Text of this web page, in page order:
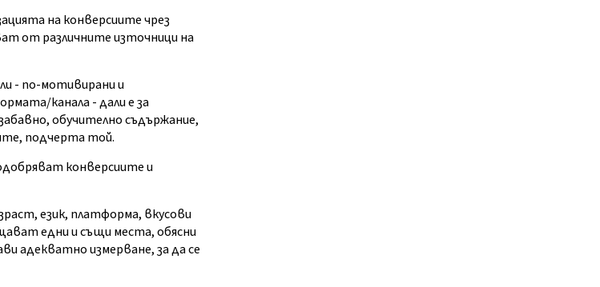
на конверсиите чрез
от различните източници на
- по-мотивирани и
канала - дали е за
обучително съдържание,
подчерта той.
конверсиите и
език, платформа, вкусови
едни и същи места, обясни
адекватно измерване, за да се